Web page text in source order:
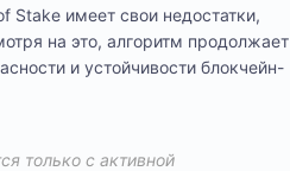
Stake имеет свои недостатки,
на это, алгоритм продолжает
и устойчивости блокчейн-
только с активной